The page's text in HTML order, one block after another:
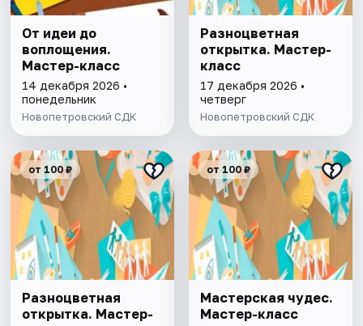
От идеи до
воплощения.
Мастер-класс
14 декабря 2026 •
понедельник
Новопетровский СДК
Разноцветная
открытка. Мастер-
класс
17 декабря 2026 •
четверг
Новопетровский СДК
от 100 ₽
Разноцветная
открытка. Мастер-
от 100 ₽
Мастерская чудес.
Мастер-класс